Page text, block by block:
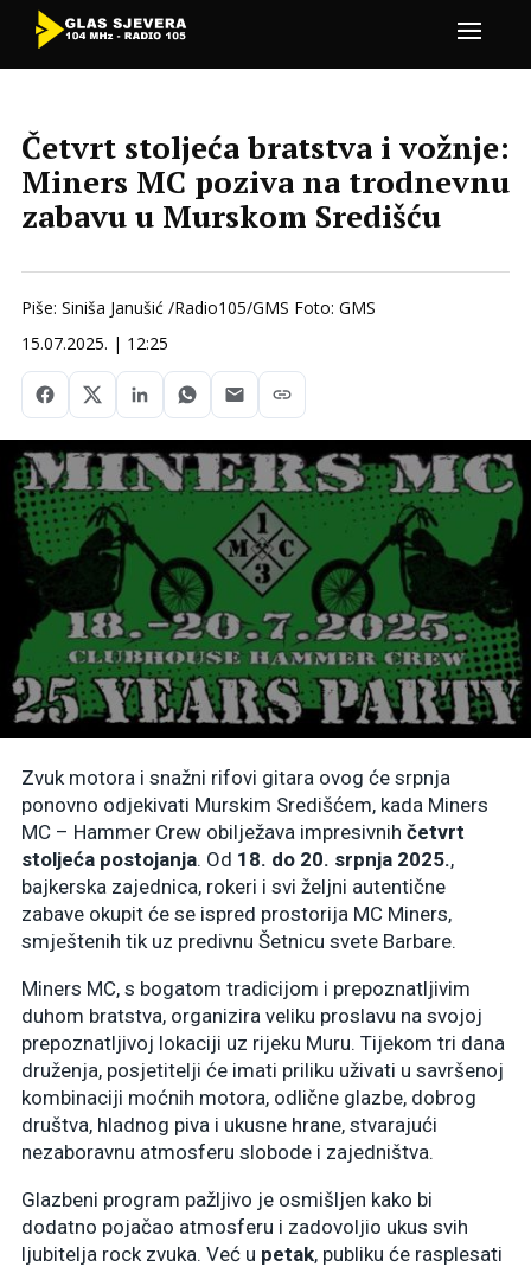
Četvrt stoljeća bratstva i vožnje:
Miners MC poziva na trodnevnu
zabavu u Murskom Središću
Piše: Siniša Janušić /Radio105/GMS Foto: GMS
15.07.2025. | 12:25
Zvuk motora i snažni rifovi gitara ovog će srpnja
ponovno odjekivati Murskim Središćem, kada Miners
MC – Hammer Crew obilježava impresivnih četvrt
stoljeća postojanja. Od 18. do 20. srpnja 2025.,
bajkerska zajednica, rokeri i svi željni autentične
zabave okupit će se ispred prostorija MC Miners,
smještenih tik uz predivnu Šetnicu svete Barbare.
Miners MC, s bogatom tradicijom i prepoznatljivim
duhom bratstva, organizira veliku proslavu na svojoj
prepoznatljivoj lokaciji uz rijeku Muru. Tijekom tri dana
druženja, posjetitelji će imati priliku uživati u savršenoj
kombinaciji moćnih motora, odlične glazbe, dobrog
društva, hladnog piva i ukusne hrane, stvarajući
nezaboravnu atmosferu slobode i zajedništva.
Glazbeni program pažljivo je osmišljen kako bi
dodatno pojačao atmosferu i zadovoljio ukus svih
ljubitelja rock zvuka. Već u petak, publiku će rasplesati